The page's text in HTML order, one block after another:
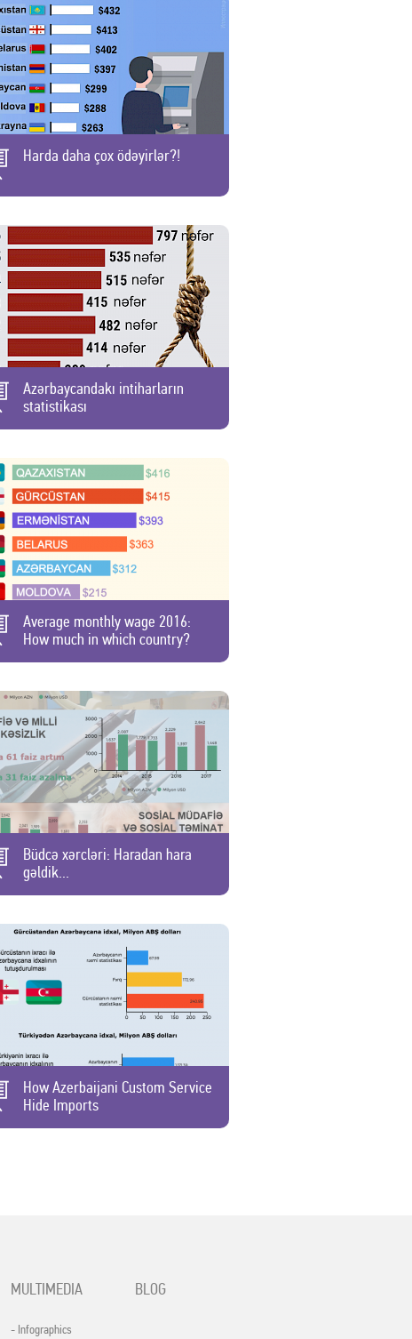
Harda daha çox ödəyirlər?!
Azərbaycandakı intiharların
statistikası
Average monthly wage 2016:
How much in which country?
Büdcə xərcləri: Haradan hara
gəldik...
How Azerbaijani Custom Service
Hide Imports
MULTIMEDIA
- Infographics
BLOG